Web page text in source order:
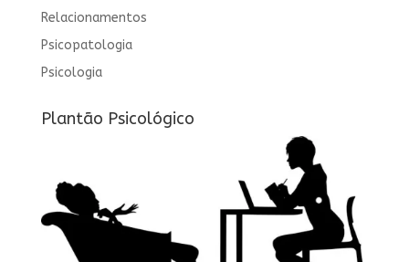
Relacionamentos
Psicopatologia
Psicologia
Plantão Psicológico